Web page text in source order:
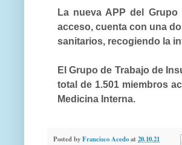
La nueva APP del Grupo
acceso, cuenta con una
sanitarios, recogiendo la
El Grupo de Trabajo de
total de 1.501 miembros
Medicina Interna.
Posted byFrancisco Acedoat 20.10.21